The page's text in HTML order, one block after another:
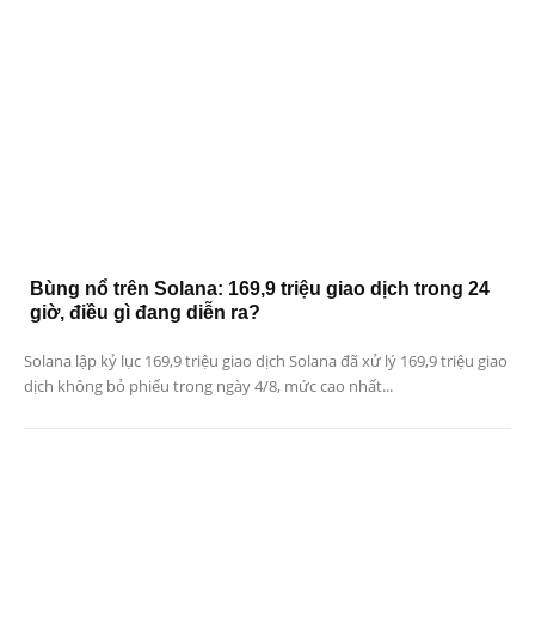
Bùng nổ trên Solana: 169,9 triệu giao dịch trong 24
giờ, điều gì đang diễn ra?
Solana lập kỷ lục 169,9 triệu giao dịch Solana đã xử lý 169,9 triệu giao
dịch không bỏ phiếu trong ngày 4/8, mức cao nhất...